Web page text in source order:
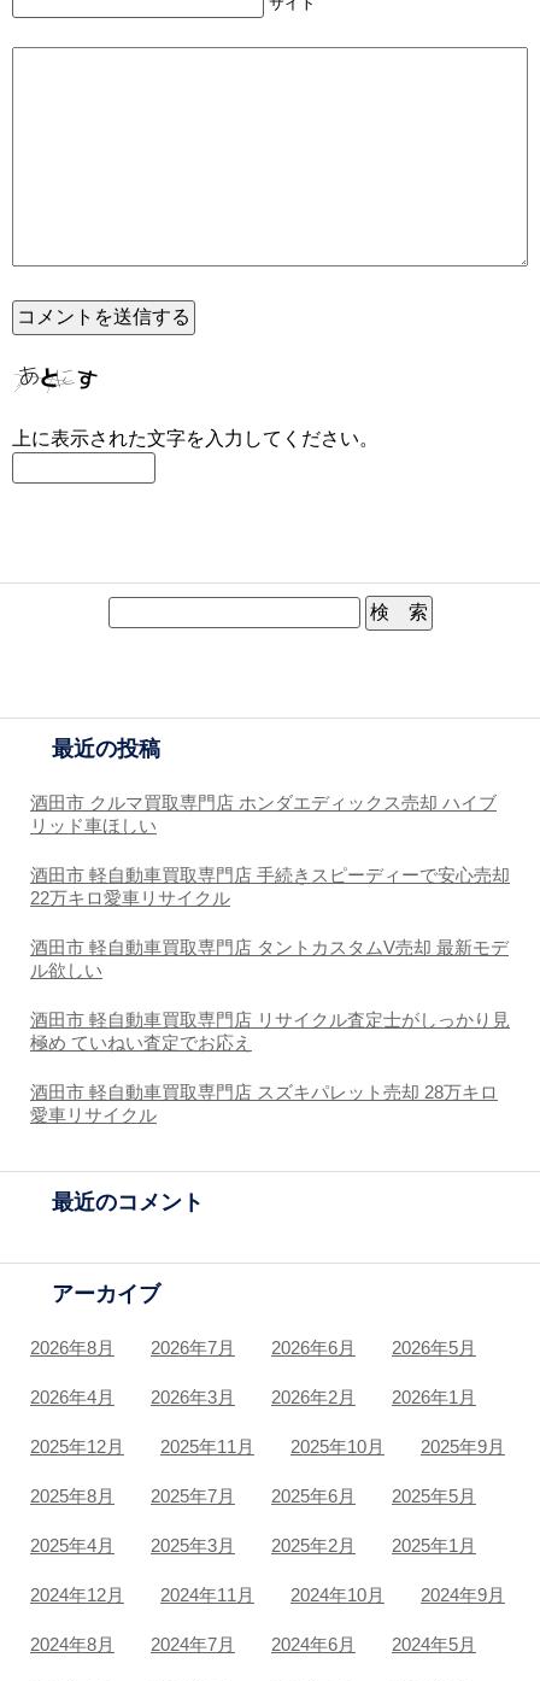
上に表示された文字を入力してください。
最近の投稿
酒田市 クルマ買取専門店 ホンダエディックス売却 ハイブ
リッド車ほしい
酒田市 軽自動車買取専門店 手続きスピーディーで安心売却
22万キロ愛車リサイクル
酒田市 軽自動車買取専門店 タントカスタムV売却 最新モデ
ル欲しい
酒田市 軽自動車買取専門店 リサイクル査定士がしっかり見
極め ていねい査定でお応え
酒田市 軽自動車買取専門店 スズキパレット売却 28万キロ
愛車リサイクル
最近のコメント
アーカイブ
2026年8月 2026年7月 2026年6月 2026年5月
2026年4月 2026年3月 2026年2月 2026年1月
2025年12月 2025年11月 2025年10月 2025年9月
2025年8月 2025年7月 2025年6月 2025年5月
2025年4月 2025年3月 2025年2月 2025年1月
2024年12月 2024年11月 2024年10月 2024年9月
2024年8月 2024年7月 2024年6月 2024年5月